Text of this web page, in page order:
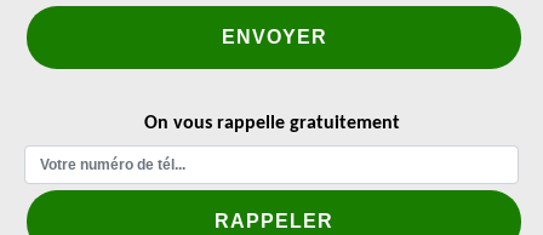
On vous rappelle gratuitement